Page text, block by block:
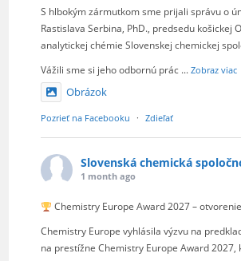
S hlbokým zármutkom sme prijali správu o
Rastislava Serbina, PhD., predsedu košickej
analytickej chémie Slovenskej chemickej
Vážili sme si jeho odbornú prác ...Zobraz viac
Obrázok
Pozrieť na Facebooku · Zdieľať
Slovenská chemická
1 month ago
Chemistry Europe Award 2027 –
Chemistry Europe vyhlásila výzvu na
na prestížne Chemistry Europe Award 2027,